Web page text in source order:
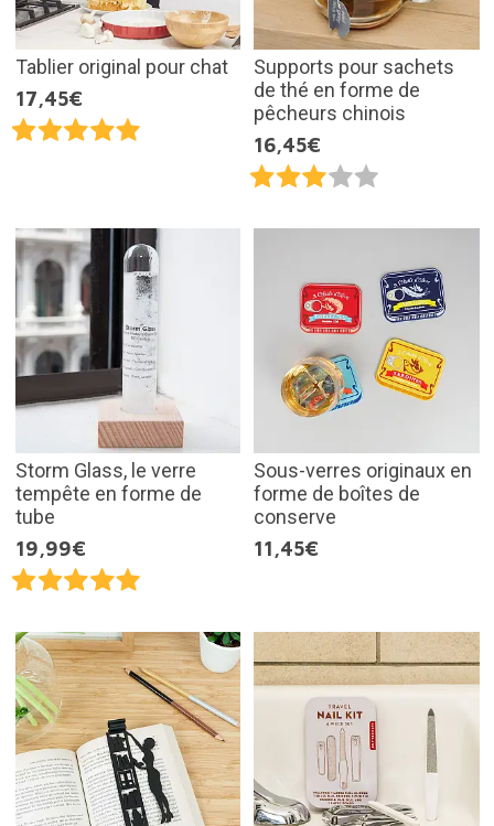
Tablier original pour chat
17,45€
Supports pour sachets
de thé en forme de
pêcheurs chinois
16,45€
Storm Glass, le verre
tempête en forme de
tube
19,99€
Sous-verres originaux en
forme de boîtes de
conserve
11,45€